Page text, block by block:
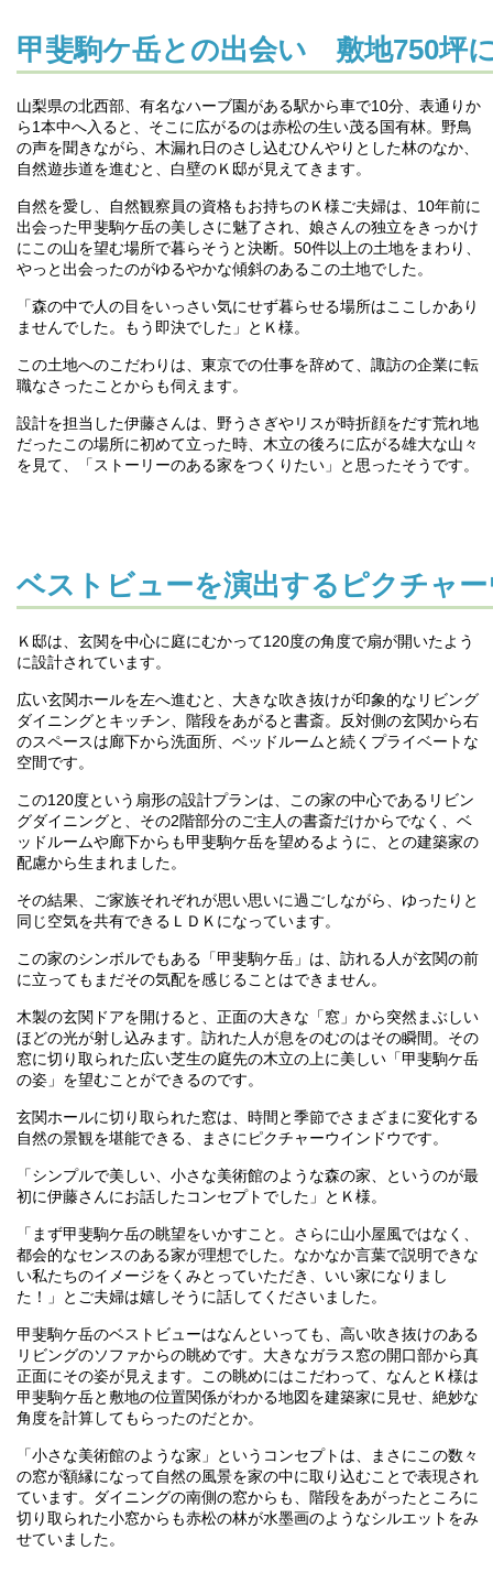
甲斐駒ケ岳との出会い 敷地750坪
山梨県の北西部、有名なハーブ園がある駅から車で10分、表通りか
ら1本中へ入ると、そこに広がるのは赤松の生い茂る国有林。野鳥
の声を聞きながら、木漏れ日のさし込むひんやりとした林のなか、
自然遊歩道を進むと、白壁のＫ邸が見えてきます。
自然を愛し、自然観察員の資格もお持ちのＫ様ご夫婦は、10年前に
出会った甲斐駒ケ岳の美しさに魅了され、娘さんの独立をきっかけ
にこの山を望む場所で暮らそうと決断。50件以上の土地をまわり、
やっと出会ったのがゆるやかな傾斜のあるこの土地でした。
「森の中で人の目をいっさい気にせず暮らせる場所はここしかあり
ませんでした。もう即決でした」とＫ様。
この土地へのこだわりは、東京での仕事を辞めて、諏訪の企業に転
職なさったことからも伺えます。
設計を担当した伊藤さんは、野うさぎやリスが時折顔をだす荒れ地
だったこの場所に初めて立った時、木立の後ろに広がる雄大な山々
を見て、「ストーリーのある家をつくりたい」と思ったそうです。
ベストビューを演出するピクチャ
Ｋ邸は、玄関を中心に庭にむかって120度の角度で扇が開いたよう
に設計されています。
広い玄関ホールを左へ進むと、大きな吹き抜けが印象的なリビング
ダイニングとキッチン、階段をあがると書斎。反対側の玄関から右
のスペースは廊下から洗面所、ベッドルームと続くプライベートな
空間です。
この120度という扇形の設計プランは、この家の中心であるリビン
グダイニングと、その2階部分のご主人の書斎だけからでなく、ベ
ッドルームや廊下からも甲斐駒ケ岳を望めるように、との建築家の
配慮から生まれました。
その結果、ご家族それぞれが思い思いに過ごしながら、ゆったりと
同じ空気を共有できるＬＤＫになっています。
この家のシンボルでもある「甲斐駒ケ岳」は、訪れる人が玄関の前
に立ってもまだその気配を感じることはできません。
木製の玄関ドアを開けると、正面の大きな「窓」から突然まぶしい
ほどの光が射し込みます。訪れた人が息をのむのはその瞬間。その
窓に切り取られた広い芝生の庭先の木立の上に美しい「甲斐駒ケ岳
の姿」を望むことができるのです。
玄関ホールに切り取られた窓は、時間と季節でさまざまに変化する
自然の景観を堪能できる、まさにピクチャーウインドウです。
「シンプルで美しい、小さな美術館のような森の家、というのが最
初に伊藤さんにお話したコンセプトでした」とＫ様。
「まず甲斐駒ケ岳の眺望をいかすこと。さらに山小屋風ではなく、
都会的なセンスのある家が理想でした。なかなか言葉で説明できな
い私たちのイメージをくみとっていただき、いい家になりまし
た！」とご夫婦は嬉しそうに話してくださいました。
甲斐駒ケ岳のベストビューはなんといっても、高い吹き抜けのある
リビングのソファからの眺めです。大きなガラス窓の開口部から真
正面にその姿が見えます。この眺めにはこだわって、なんとＫ様は
甲斐駒ケ岳と敷地の位置関係がわかる地図を建築家に見せ、絶妙な
角度を計算してもらったのだとか。
「小さな美術館のような家」というコンセプトは、まさにこの数々
の窓が額縁になって自然の風景を家の中に取り込むことで表現され
ています。ダイニングの南側の窓からも、階段をあがったところに
切り取られた小窓からも赤松の林が水墨画のようなシルエットをみ
せていました。